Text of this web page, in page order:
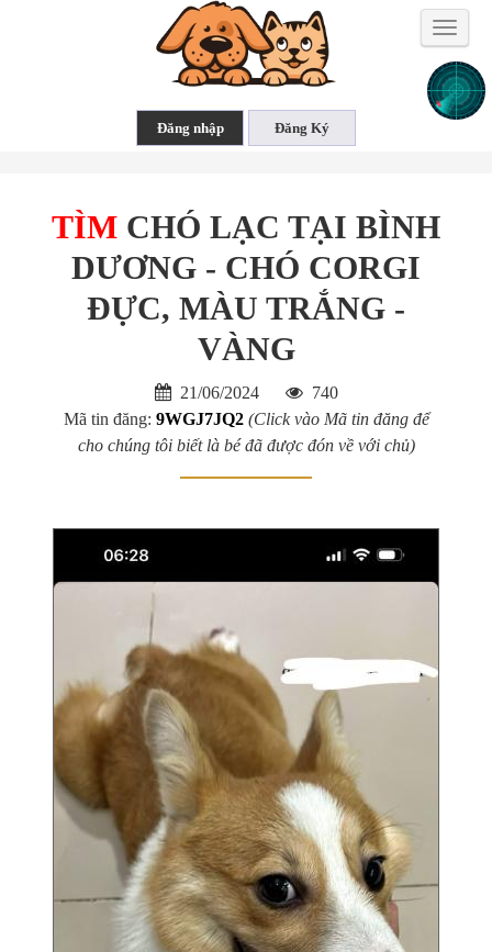
Toggle
TÌM CHÓ LẠC TẠI BÌNH
DƯƠNG - CHÓ CORGI
ĐỰC, MÀU TRẮNG -
VÀNG
21/06/2024
740
Mã tin đăng: 9WGJ7JQ2 (Click vào Mã tin đăng để
cho chúng tôi biết là bé đã được đón về với chủ)